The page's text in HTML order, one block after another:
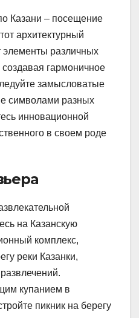
Казани – посещение
архитектурный
элементы различных
гармоничное
замысловатые
символами разных
инновационной
в своем роде
на Казанскую
комплекс,
реки Казанки,
купанием в
пикник на берегу